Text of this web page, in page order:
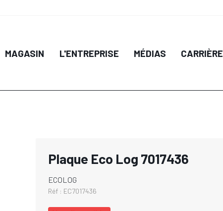
MAGASIN L'ENTREPRISE MÉDIAS CARRIÈRE
Plaque Eco Log 7017436
ECOLOG
Réf : EC7017436